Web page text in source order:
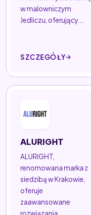
w malowniczym
Jedliczu, oferujący...
SZCZEGÓŁY
ALURIGHT
ALURIGHT,
renomowana marka z
siedzibą w Krakowie,
oferuje
zaawansowane